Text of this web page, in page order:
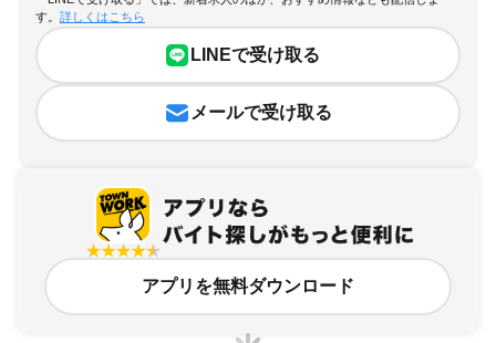
す。 詳しくはこちら
LINEで受け取る
メールで受け取る
アプリを無料ダウンロード